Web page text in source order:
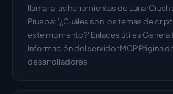
llamar a las herramientas de
Prueba: '¿Cuáles son los temas de
este momento?' Enlaces útiles Genera
Información del servidor MCP Página
desarrolladores